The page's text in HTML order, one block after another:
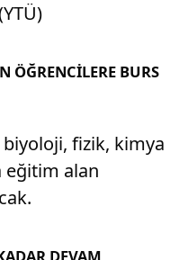
ÖĞRENCİLERE BURS
fizik, kimya
eğitim alan